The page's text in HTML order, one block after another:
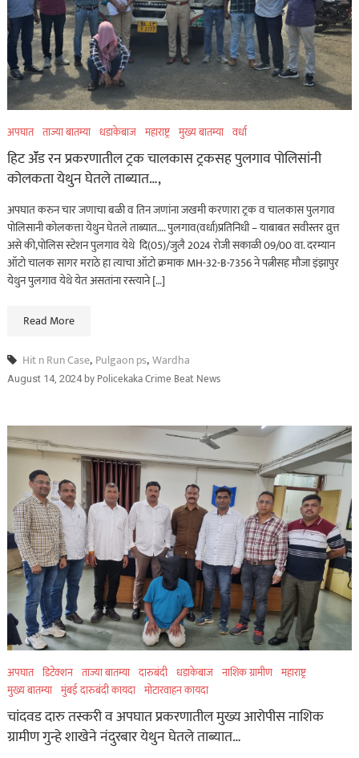
अपघात ताज्या बातम्या धडाकेबाज महाराष्ट्र मुख्य बातम्या वर्धा
हिट ॲंड रन प्रकरणातील ट्रक चालकास ट्रकसह पुलगाव पोलिसांनी
कोलकता येथुन घेतले ताब्यात…,
अपघात करुन चार जणाचा बळी व तिन जणांना जखमी करणारा ट्रक व चालकास पुलगाव
पोलिसानी कोलकत्ता येथुन घेतले ताब्यात…. पुलगाव(वर्धा)प्रतिनिधी – याबाबत सवीस्तर व्रुत्त
असे की,पोलिस स्टेशन पुलगाव येथे दि(05)/जुलै 2024 रोजी सकाळी 09/00 वा. दरम्यान
ऑटो चालक सागर मराठे हा त्याचा ऑटो क्रमाक MH-32-B-7356 ने पत्नीसह मौजा इंझापुर
येथुन पुलगाव येथे येत असतांना रस्त्याने […]
Read More
Hit n Run Case, Pulgaon ps,Wardha
August 14, 2024byPolicekaka Crime Beat News
अपघात डिटेक्शन ताज्या बातम्या दारुबंदी धडाकेबाज नाशिक ग्रामीण महाराष्ट्र
मुख्य बातम्या मुंबई दारुबंदी कायदा मोटारवाहन कायदा
चांदवड दारु तस्करी व अपघात प्रकरणातील मुख्य आरोपीस नाशिक
ग्रामीण गुन्हे शाखेने नंदुरबार येथुन घेतले ताब्यात…